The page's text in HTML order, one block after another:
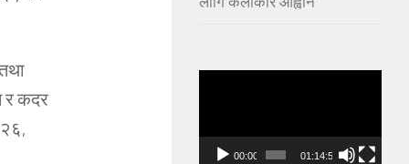
र कदर
00:00 01:14:53